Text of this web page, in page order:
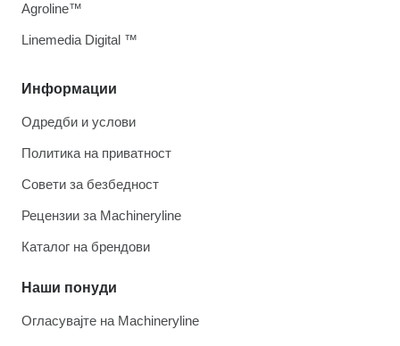
Информации
Одредби и услови
Политика на приватност
Совети за безбедност
Рецензии за Machineryline
Каталог на брендови
Наши понуди
Огласувајте на Machineryline
Agroline™
Linemedia Digital ™